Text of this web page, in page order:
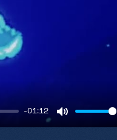
-01:12
Mute